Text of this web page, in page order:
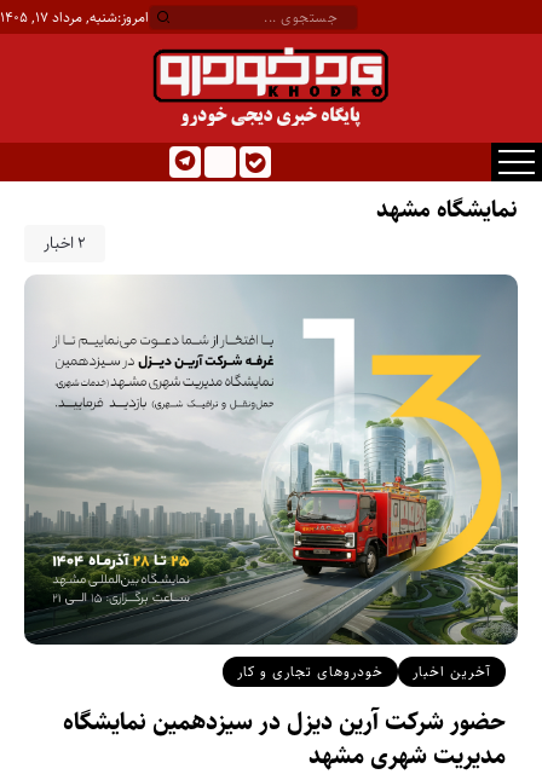
امروز:شنبه, مرداد ۱۷, ۱۴۰۵
نمایشگاه مشهد
2 اخبار
آخرین اخبار خودروهای تجاری و کار
حضور شرکت آرین ‌دیزل در سیزدهمین نمایشگاه
مدیریت شهری مشهد